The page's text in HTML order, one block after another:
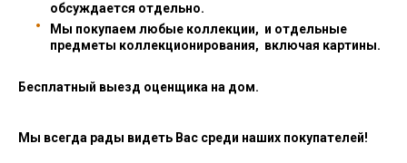
обсуждается отдельно.
Мы покупаем любые коллекции, и отдельные
предметы коллекционирования, включая картины.
Бесплатный выезд оценщика на дом.
Мы всегда рады видеть Вас среди наших покупателей!